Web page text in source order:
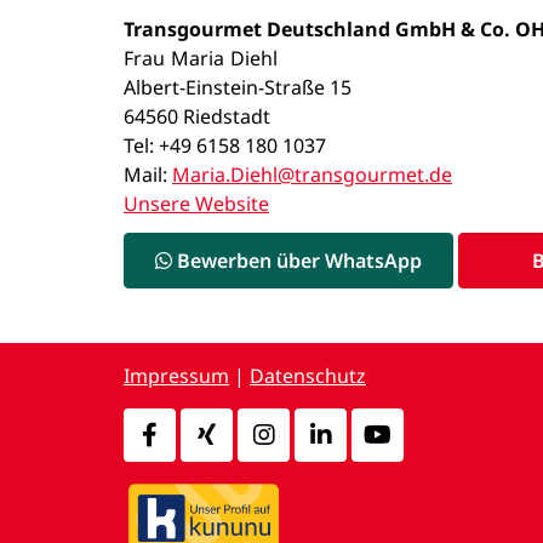
Transgourmet Deutschland GmbH & Co.
Frau Maria Diehl
Albert-Einstein-Straße 15
64560 Riedstadt
Tel: +49 6158 180 1037
Mail: Maria.Diehl@transgourmet.de
Unsere Website
Bewerben über WhatsApp
Impressum | Datenschutz